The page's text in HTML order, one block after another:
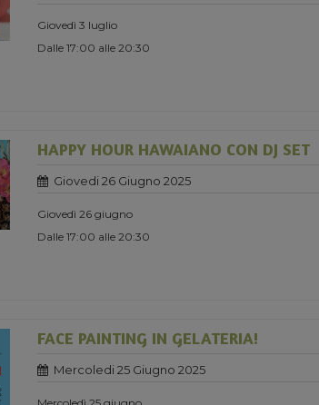
Giovedì 3 luglio
Dalle 17:00 alle 20:30
HAPPY HOUR HAWAIANO CON DJ SET
Giovedi 26 Giugno 2025
Giovedì 26 giugno
Dalle 17:00 alle 20:30
FACE PAINTING IN GELATERIA!
Mercoledi 25 Giugno 2025